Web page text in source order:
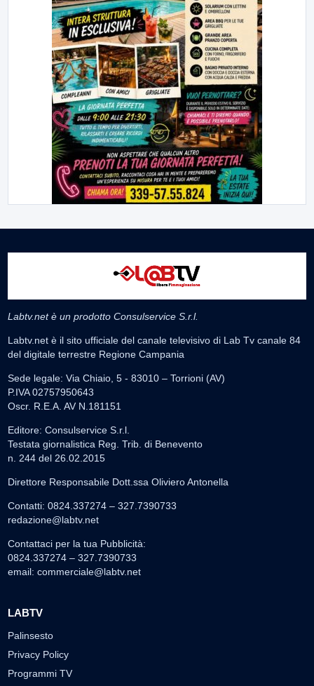
Labtv.net è un prodotto Consulservice S.r.l.
Labtv.net è il sito ufficiale del canale televisivo di Lab Tv canale 84
del digitale terrestre Regione Campania
Sede legale: Via Chiaio, 5 - 83010 – Torrioni (AV)
P.IVA 02757950643
Oscr. R.E.A. AV N.181151
Editore: Consulservice S.r.l.
Testata giornalistica Reg. Trib. di Benevento
n. 244 del 26.02.2015
Direttore Responsabile Dott.ssa Oliviero Antonella
Contatti: 0824.337274 – 327.7390733
redazione@labtv.net
Contattaci per la tua Pubblicità:
0824.337274 – 327.7390733
email: commerciale@labtv.net
LABTV
Palinsesto
Privacy Policy
Programmi TV